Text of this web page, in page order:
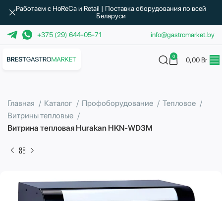
+375 (29) 644-05-71 info@gastromarket.by
0 0,00 Br
Главная Каталог Профоборудование
Тепловое
Витрины тепловые
Витрина тепловая Hurakan HKN-WD3M
Работаем с HoReCa и Retail | Поставка оборудования по всей
Беларуси